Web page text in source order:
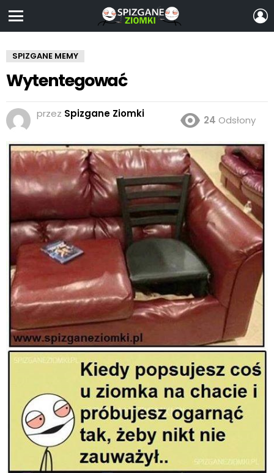
SPIZGANE MEMY
Wytentegować
przez Spizgane Ziomki
24 Odsłony